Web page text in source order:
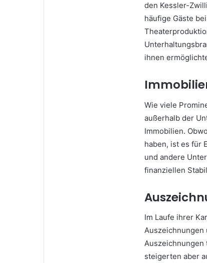
den Kessler-
häufige Gäste
ihnen
Wie viele
außerhalb der
Immobilien.
haben, ist es für
und andere
finanziellen
Im Laufe ihrer
Auszeichnungen
steigerten aber